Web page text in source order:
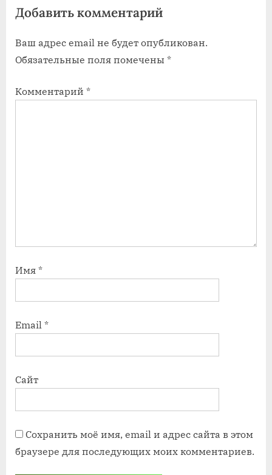
з
п
и
ь
з
п
и
Добавить комментарий
Ваш адрес email не будет опубликован.
Обязательные поля помечены *
Комментарий *
Имя *
Email *
Сайт
Сохранить моё имя, email и адрес сайта в этом
браузере для последующих моих комментариев.